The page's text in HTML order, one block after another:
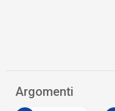
Argomenti